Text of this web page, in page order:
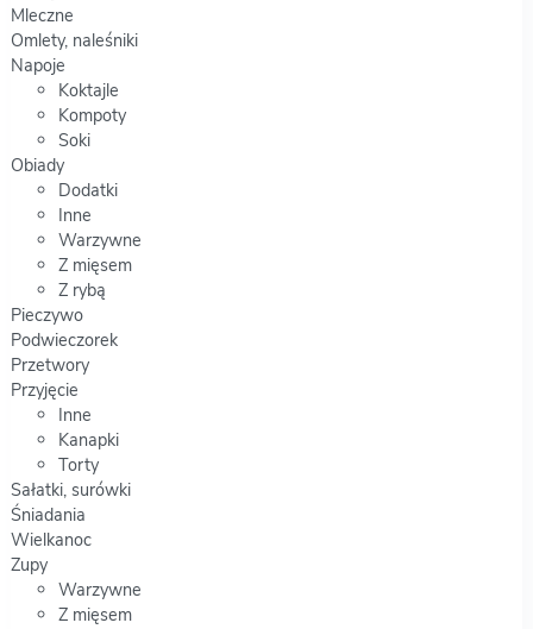
Mleczne
Omlety, naleśniki
Napoje
Koktajle
Kompoty
Soki
Obiady
Dodatki
Inne
Warzywne
Z mięsem
Z rybą
Pieczywo
Podwieczorek
Przetwory
Przyjęcie
Inne
Kanapki
Torty
Sałatki, surówki
Śniadania
Wielkanoc
Zupy
Warzywne
Z mięsem